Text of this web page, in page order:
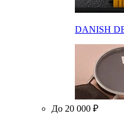
DANISH
До 20 000 ₽